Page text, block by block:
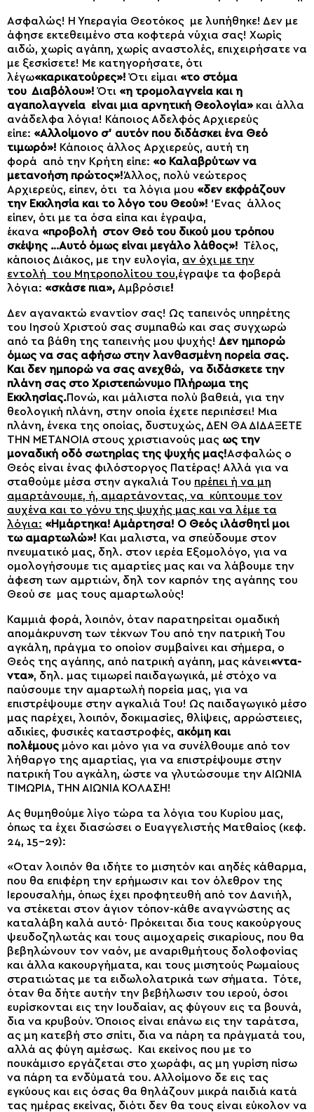
Ασφαλώς! Η Υπεραγία Θεοτόκος με λυπήθηκε! Δεν με
άφησε εκτεθειμένο στα κοφτερά νύχια σας! Χωρίς
αιδώ, χωρίς αγάπη, χωρίς αναστολές, επιχειρήσατε να
με ξεσκίσετε! Με κατηγορήσατε, ότι
λέγω«καρικατούρες»!Ότι είμαι «το στόμα
του Διαβόλου»! Ότι «η τρομολαγνεία και η
αγαπολαγνεία είναι μια αρνητική Θεολογία» και άλλα
ανάδελφα λόγια! Κάποιος Αδελφός Αρχιερεύς
είπε: «Αλλοίμονο σ’ αυτόν που διδάσκει ένα Θεό
τιμωρό»! Κάποιος άλλος Αρχιερεύς, αυτή τη
φορά από την Κρήτη είπε: «ο Καλαβρύτων να
μετανοήση πρώτος»!Άλλος, πολύ νεώτερος
Αρχιερεύς, είπεν, ότι τα λόγια μου «δεν εκφράζουν
την Εκκλησία και το λόγο του Θεού»! ‘Ενας άλλος
είπεν, ότι με τα όσα είπα και έγραψα,
έκανα «προβολή στον Θεό του δικού μου τρόπου
σκέψης …Αυτό όμως είναι μεγάλο λάθος»! Τέλος,
κάποιος Διάκος, με την ευλογία, αν όχι με την
εντολή του Μητροπολίτου του,έγραψε τα φοβερά
λόγια: «σκάσε πια», Αμβρόσιε!
Δεν αγανακτώ εναντίον σας! Ως ταπεινός υπηρέτης
του Ιησού Χριστού σας συμπαθώ και σας συγχωρώ
από τα βάθη της ταπεινής μου ψυχής! Δεν ημπορώ
όμως να σας αφήσω στην λανθασμένη πορεία σας.
Και δεν ημπορώ να σας ανεχθώ, να διδάσκετε την
πλάνη σας στο Χριστεπώνυμο Πλήρωμα της
Εκκλησίας.Πονώ, και μάλιστα πολύ βαθειά, για την
θεολογική πλάνη, στην οποία έχετε περιπέσει! Μια
πλάνη, ένεκα της οποίας, δυστυχώς, ΔΕΝ ΘΑ ΔΙΔΑΞΕΤΕ
ΤΗΝ ΜΕΤΑΝΟΙΑ στους χριστιανούς μας ως την
μοναδική οδό σωτηρίας της ψυχής μας!Ασφαλώς ο
Θεός είναι ένας φιλόστοργος Πατέρας! Αλλά για να
σταθούμε μέσα στην αγκαλιά Του πρέπει ή να μη
αμαρτάνουμε, ή, αμαρτάνοντας, να κύπτουμε τον
αυχένα και το γόνυ της ψυχής μας και να λέμε τα
λόγια: «Ημάρτηκα! Αμάρτησα! Ο Θεός ιλάσθητί μοι
τω αμαρτωλώ»! Και μαλιστα, να σπεύδουμε στον
πνευματικό μας, δηλ. στον ιερέα Εξομολόγο, για να
ομολογήσουμε τις αμαρτίες μας και να λάβουμε την
άφεση των αμρτιών, δηλ τον καρπόν της αγάπης του
Θεού σε μας τους αμαρτωλούς!
Καμμιά φορά, λοιπόν, όταν παρατηρείται ομαδική
απομάκρυνση των τέκνων Του από την πατρική Του
αγκάλη, πράγμα το οποίον συμβαίνει και σήμερα, ο
Θεός της αγάπης, από πατρική αγάπη, μας κάνει«ντα-
ντα», δηλ. μας τιμωρεί παιδαγωγικά, μέ στόχο να
παύσουμε την αμαρτωλή πορεία μας, για να
επιστρέψουμε στην αγκαλιά Του! Ως παιδαγωγικό μέσο
μας παρέχει, λοιπόν, δοκιμασίες, θλίψεις, αρρώστειες,
αδικίες, φυσικές καταστροφές, ακόμη και
πολέμους μόνο και μόνο για να συνέλθουμε από τον
λήθαργο της αμαρτίας, για να επιστρέψουμε στην
πατρική Του αγκάλη, ώστε να γλυτώσουμε την ΑΙΩΝΙΑ
ΤΙΜΩΡΙΑ, ΤΗΝ ΑΙΩΝΙΑ ΚΟΛΑΣΗ!
Ας θυμηθούμε λίγο τώρα τα λόγια του Κυρίου μας,
όπως τα έχει διασώσει ο Ευαγγελιστής Ματθαίος (κεφ.
24, 15-29):
«Οταν λοιπόν θα ιδήτε το μισητόν και αηδές κάθαρμα,
που θα επιφέρη την ερήμωσιν και τον όλεθρον της
Ιερουσαλήμ, όπως έχει προφητευθή από τον Δανιήλ,
να στέκεται στον άγιον τόπον-κάθε αναγνώστης ας
καταλάβη καλά αυτό· Πρόκειται δια τους κακούργους
ψευδοζηλωτάς και τους αιμοχαρείς σικαρίους, που θα
βεβηλώνουν τον ναόν, με αναριθμήτους δολοφονίας
και άλλα κακουργήματα, και τους μισητούς Ρωμαίους
στρατιώτας με τα ειδωλολατρικά των σήματα. Τότε,
όταν θα δήτε αυτήν την βεβήλωσιν του ιερού, όσοι
ευρίσκονται εις την Ιουδαίαν, ας φύγουν εις τα βουνά,
δια να κρυβούν. Όποιος είναι επάνω εις την ταράτσα,
ας μη κατεβή στο σπίτι, δια να πάρη τα πράγματά του,
αλλά ας φύγη αμέσως. Και εκείνος που με το
πουκάμισο εργάζεται στο χωράφι, ας μη γυρίση πίσω
να πάρη τα ενδύματά του. Αλλοίμονο δε εις τας
εγκύους και εις όσας θα θηλάζουν μικρά παιδιά κατά
τας ημέρας εκείνας, διότι δεν θα τους είναι εύκολον να